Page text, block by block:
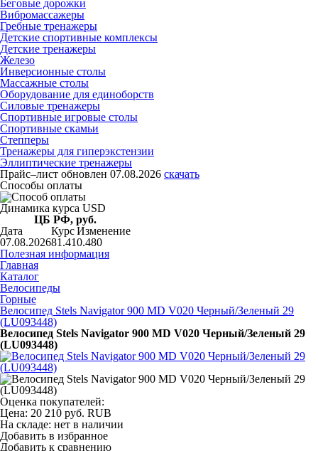
Беговые дорожки
Вибромассажеры
Гребные тренажеры
Детские спортивные комплексы
Детские тренажеры
Железо
Инверсионные столы
Массажные столы
Оборудование для единоборств
Силовые тренажеры
Спортивные игровые столы
Спортивные скамьи
Степперы
Тренажеры для гиперэкстензии
Эллиптические тренажеры
Прайс–лист обновлен 07.08.2026 скачать
Способы оплаты
Динамика курса USD
ЦБ РФ, руб.
Дата
КурсИзменение
07.08.202681.410.480
Полезная информация
Главная
Каталог
Велосипеды
Горные
Велосипед Stels Navigator 900 MD V020 Черный/Зеленый 29
(LU093448)
Велосипед Stels Navigator 900 MD V020 Черный/Зеленый 29
(LU093448)
Оценка покупателей:
Цена: 20 210 руб. RUB
На складе: нет в наличии
Добавить в избранное
Добавить к сравнению